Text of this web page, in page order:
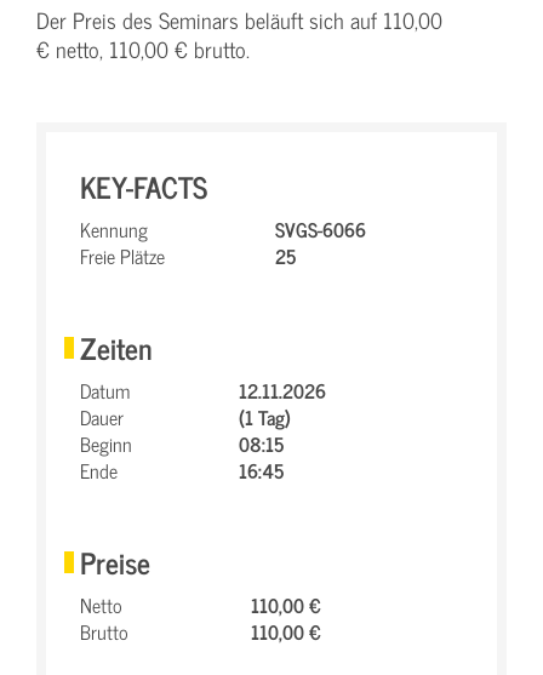
Der Preis des Seminars beläuft sich auf 110,00
€ netto, 110,00 € brutto.
KEY-FACTS
Kennung
SVGS-6066
Freie Plätze
25
Zeiten
Datum
12.11.2026
Dauer
(1 Tag)
Beginn
08:15
Ende
16:45
Preise
Netto
110,00 €
Brutto
110,00 €